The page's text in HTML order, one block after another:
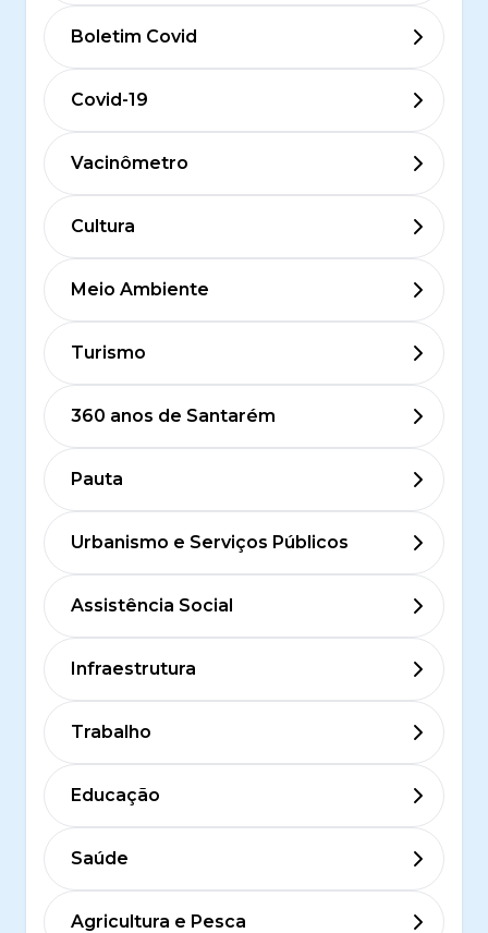
Boletim Covid
Covid-19
Vacinômetro
Cultura
Meio Ambiente
Turismo
360 anos de Santarém
Pauta
Urbanismo e Serviços Públicos
Assistência Social
Infraestrutura
Trabalho
Educação
Saúde
Agricultura e Pesca